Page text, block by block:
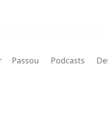
Passou Podcasts